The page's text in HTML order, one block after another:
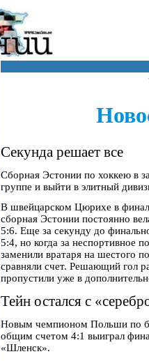
Секунда решает все
Сборная Эстонии по хоккею в
группе и выйти в элитный
В швейцарском Цюрихе в
сборная Эстонии постоянно
5:6. Еще за секунду до
5:4, но когда за неспортивное
заменили вратаря на шестого
сравняли счет. Решающий гол
пропустили уже в
Тейн остался с
Новым чемпионом Польши по
общим счетом 4:1 выиграл
«Шленск».